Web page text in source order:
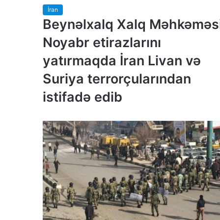
İran
Beynəlxalq Xalq
Noyabr etirazlarını
yatırmaqda İran Livan və
Suriya terrorçularından
istifadə edib